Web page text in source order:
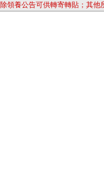
除領養公告可供轉寄轉貼；其